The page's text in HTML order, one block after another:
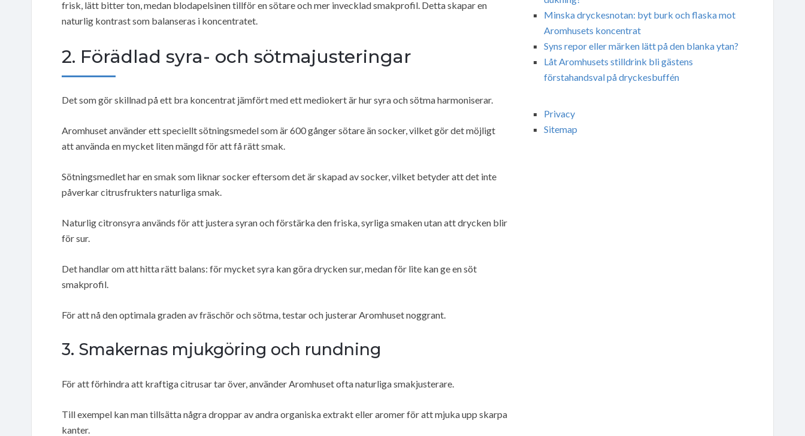
frisk, lätt bitter ton, medan blodapelsinen tillför en sötare och mer invecklad smakprofil. Detta skapar en
naturlig kontrast som balanseras i koncentratet.
2. Förädlad syra- och sötmajusteringar
Det som gör skillnad på ett bra koncentrat jämfört med ett mediokert är hur syra och sötma harmoniserar.
Aromhuset använder ett speciellt sötningsmedel som är 600 gånger sötare än socker, vilket gör det möjligt
att använda en mycket liten mängd för att få rätt smak.
Sötningsmedlet har en smak som liknar socker eftersom det är skapad av socker, vilket betyder att det inte
påverkar citrusfrukters naturliga smak.
Naturlig citronsyra används för att justera syran och förstärka den friska, syrliga smaken utan att drycken blir
för sur.
Det handlar om att hitta rätt balans: för mycket syra kan göra drycken sur, medan för lite kan ge en söt
smakprofil.
För att nå den optimala graden av fräschör och sötma, testar och justerar Aromhuset noggrant.
3. Smakernas mjukgöring och rundning
För att förhindra att kraftiga citrusar tar över, använder Aromhuset ofta naturliga smakjusterare.
Till exempel kan man tillsätta några droppar av andra organiska extrakt eller aromer för att mjuka upp skarpa
kanter.
Minska dryckesnotan: byt burk och flaska mot
Aromhusets koncentrat
Syns repor eller märken lätt på den blanka ytan?
Låt Aromhusets stilldrink bli gästens
förstahandsval på dryckesbuffén
Privacy
Sitemap